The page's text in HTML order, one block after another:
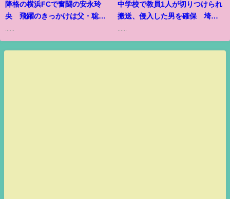
降格の横浜FCで奮闘の安永玲
央 飛躍のきっかけは父・聡太
中学校で教員1人が切りつけられ
搬送、侵入した男を確保 埼